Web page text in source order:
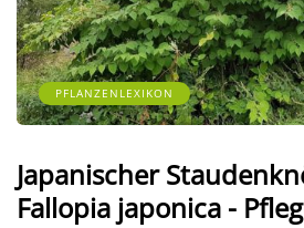
PFLANZENLEXIKON
Japanischer
Fallopia japonica -